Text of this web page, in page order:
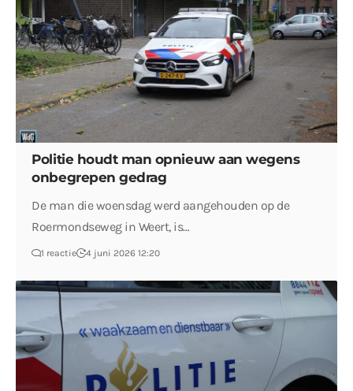
Politie houdt man opnieuw aan wegens
onbegrepen gedrag
De man die woensdag werd aangehouden op de
Roermondseweg in Weert, is…
1 reactie 4 juni 2026 12:20